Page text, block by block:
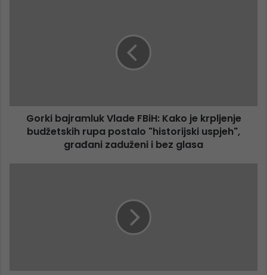
Gorki bajramluk Vlade FBiH: Kako je krpljenje
budžetskih rupa postalo "historijski uspjeh",
građani zaduženi i bez glasa